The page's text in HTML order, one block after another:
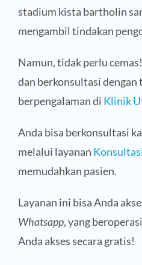
stadium kista bartholin
mengambil tindakan
Namun, tidak perlu
dan berkonsultasi dengan
berpengalaman di Klinik
Anda bisa berkonsultasi
melalui layanan
memudahkan pasien.
Layanan ini bisa Anda
Whatsapp, yang
Anda akses secara gratis!